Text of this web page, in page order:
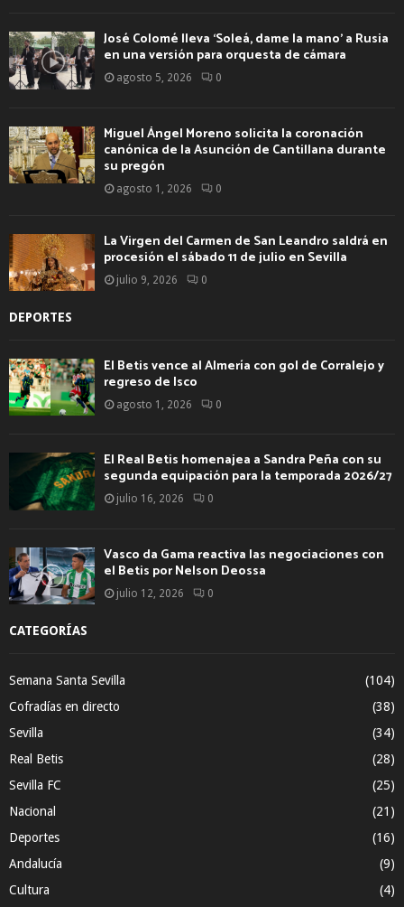
José Colomé lleva ‘Soleá, dame la mano’ a Rusia
en una versión para orquesta de cámara
agosto 5, 2026 0
Miguel Ángel Moreno solicita la coronación
canónica de la Asunción de Cantillana durante
su pregón
agosto 1, 2026 0
La Virgen del Carmen de San Leandro saldrá en
procesión el sábado 11 de julio en Sevilla
julio 9, 2026 0
DEPORTES
El Betis vence al Almería con gol de Corralejo y
regreso de Isco
agosto 1, 2026 0
El Real Betis homenajea a Sandra Peña con su
segunda equipación para la temporada 2026/27
julio 16, 2026 0
Vasco da Gama reactiva las negociaciones con
el Betis por Nelson Deossa
julio 12, 2026 0
CATEGORÍAS
Semana Santa Sevilla
(104)
Cofradías en directo
(38)
Sevilla
(34)
Real Betis
(28)
Sevilla FC
(25)
Nacional
(21)
Deportes
(16)
Andalucía
(9)
Cultura
(4)